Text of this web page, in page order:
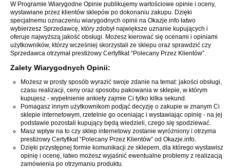
W Programie Wiarygodne Opinie publikujemy wartościowe opinie i oceny,
wystawiane przez klientów sklepów po dokonaniu zakupu. Dzięki
specjalnemu oznaczeniu wiarygodnych opinii na Okazje.info łatwo
wybierzesz Sprzedawcę, który zdobył największe uznanie kupujących i
oferuje najwyższą jakość obsługi. Możesz kierować się ocenami i opiniami
użytkowników, którzy wcześniej skorzystali ze sklepu oraz sprawdzić czy
Sprzedawca otrzymał prestiżowy Certyfikat “Polecany Przez Klientów”.
Zalety Wiarygodnych Opinii:
Możesz w prosty sposób wyrazić swoje zdanie na temat: jakości obsługi,
czasu realizacji, ceny oraz sposobu pakowania w sklepie, w którym
kupujesz - wypełnienie ankiety zajmie Ci tylko kilka sekund.
Pomagasz innym użytkownikom podjąć decyzję o zakupie w znanym Ci
sklepie internetowym, rzetelnie go oceniając i wystawiając opinię - na jej
podstawie pozostali kupujący będą wiedzieli, czego się spodziewać.
Masz wpływ na to czy sklep internetowy zostanie wyróżniony i otrzyma
prestiżowy Certyfikat “Polecany Przez Klientów” od Okazje.info.
Dzięki przystępnej formie komunikacji ze sklepem, dla którego wystawisz
opinię i ocenę, łatwo możesz wyjaśnić ewentualne problemy z realizacją
zamówienia po otrzymaniu produktu.